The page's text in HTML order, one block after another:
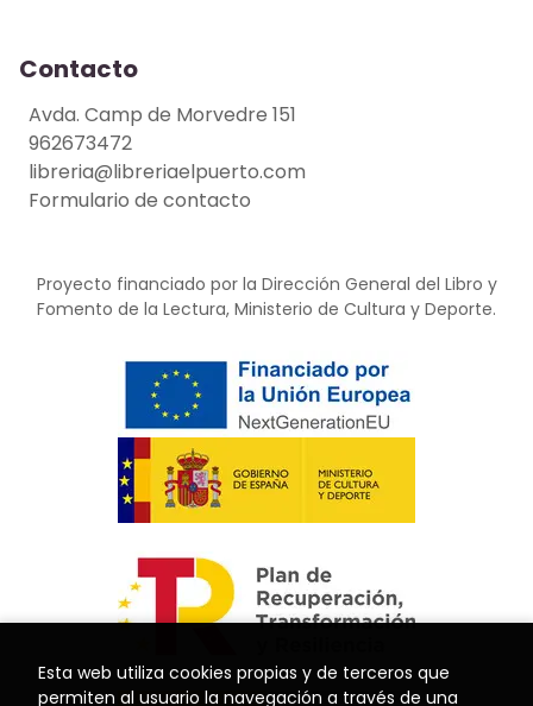
Contacto
Avda. Camp de Morvedre 151
962673472
libreria@libreriaelpuerto.com
Formulario de contacto
Proyecto financiado por la Dirección General del Libro y
Fomento de la Lectura, Ministerio de Cultura y Deporte.
Esta web utiliza cookies propias y de terceros que
permiten al usuario la navegación a través de una